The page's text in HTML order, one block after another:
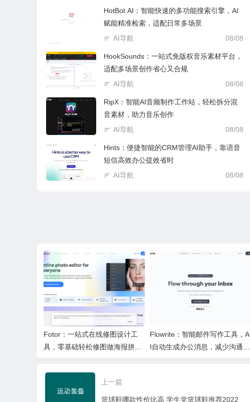
HotBot AI：智能快速的多功能搜索引擎，AI
赋能精准检索，适配日常多场景
08/08
AI导航
HookSounds：一站式免版权音乐素材平台，
适配多场景创作省心又合规
08/08
AI导航
RipX：智能AI音频制作工作站，轻松拆分混
音素材，助力音乐创作
08/08
AI导航
Hints：便捷智能的CRM管理AI助手，靠语音
短信高效办公提效省时
08/08
AI导航
Fotor：一站式在线修图设计工
具，零基础轻松修图做海报拼图
Flowrite：智能邮件写作工具，A
I自动生成办公消息，减少沟通时
上一篇
篮球鞋哪款性价比高 学生党篮球鞋推荐2022